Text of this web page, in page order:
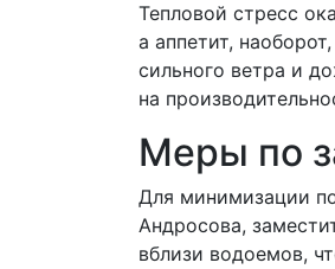
Тепловой стресс
а аппетит,
сильного ветра и
на
Меры по
Для минимизации
Андросова,
вблизи водоемов,